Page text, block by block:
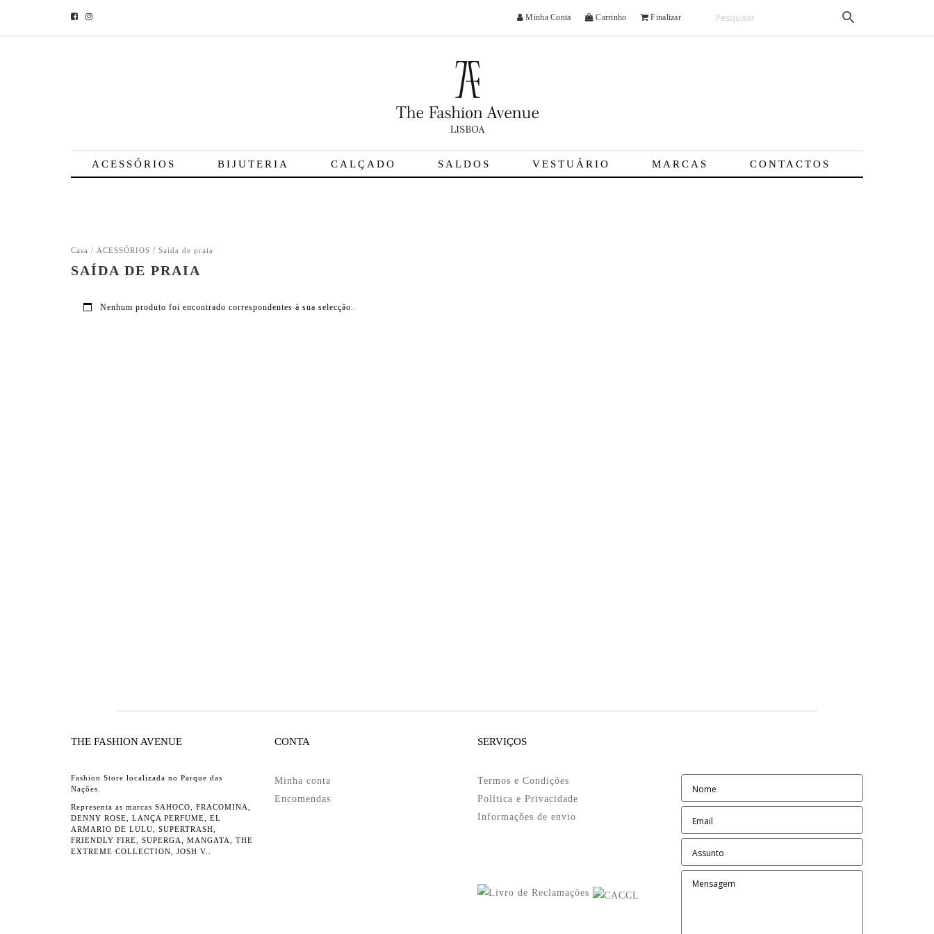
Minha Conta Carrinho Finalizar
ACESSÓRIOS BIJUTERIA CALÇADO SALDOS VESTUÁRIO MARCAS CONTACTOS
Casa / ACESSÓRIOS / Saída de praia
SAÍDA DE PRAIA
Nenhum produto foi encontrado correspondentes à sua selecção.
THE FASHION AVENUE
Fashion Store localizada no Parque das
Nações.
Representa as marcas SAHOCO, FRACOMINA,
DENNY ROSE, LANÇA PERFUME, EL
ARMARIO DE LULU, SUPERTRASH,
FRIENDLY FIRE, SUPERGA, MANGATA, THE
EXTREME COLLECTION, JOSH V..
CONTA
Minha conta
Encomendas
SERVIÇOS
Termos e Condições
Política e Privacidade
Informações de envio